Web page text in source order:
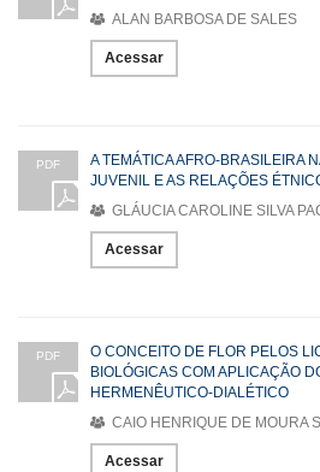
ALAN BARBOSA DE SALES
Acessar
PDF
A TEMÁTICA AFRO-BRASILEIRA
JUVENIL E AS RELAÇÕES
GLÁUCIA CAROLINE SILVA
Acessar
PDF
O CONCEITO DE FLOR PELOS
BIOLÓGICAS COM APLICAÇÃO
HERMENÊUTICO-DIALÉTICO
CAIO HENRIQUE DE MOURA
Acessar